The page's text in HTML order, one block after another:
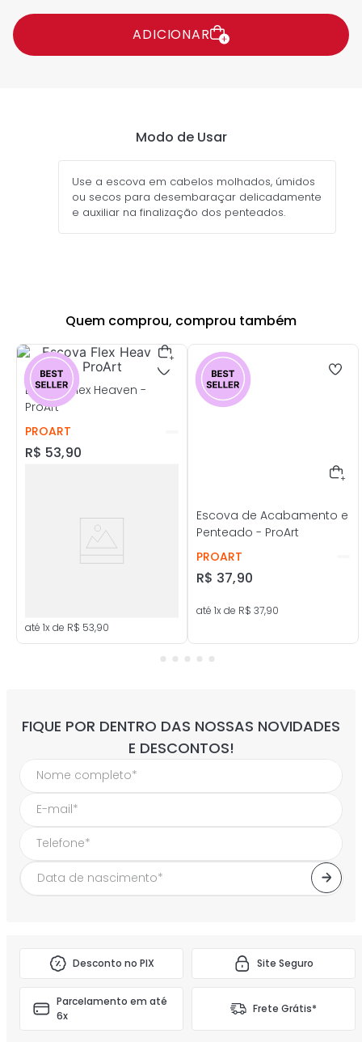
ADICIONAR
Modo de Usar
Use a escova em cabelos molhados, úmidos
ou secos para desembaraçar delicadamente
e auxiliar na finalização dos penteados.
Quem comprou, comprou também
Escova Flex Heaven -
ProArt
PROART
R$ 53,90
até 1x de R$ 53,90
Escova de Acabamento e
Penteado - ProArt
PROART
R$ ,
FIQUE POR DENTRO DAS NOSSAS NOVIDADES
E DESCONTOS!
Desconto no PIX Site Seguro
Parcelamento em até
6x
Frete Grátis*